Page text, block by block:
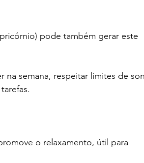
pode também gerar este
na semana, respeitar limites de
o relaxamento, útil para